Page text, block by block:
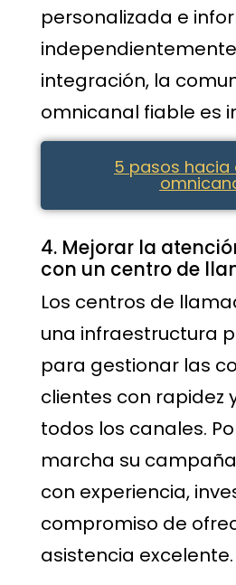
personalizada e
integración, la
omnicanal fiable es
5 pasos hacia
4. Mejorar la
con un centro de
Los centros de
una infraestructura
para gestionar las
clientes con rapidez
todos los canales.
marcha su
con experiencia,
compromiso de
asistencia excelente.